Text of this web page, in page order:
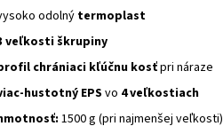
odolnýtermoplast
veľkosti škrupiny
chrániaci kľúčnu kosťpri náraze
hustotný EPSvo 4 veľkostiach
1500 g (pri najmenšej veľkosti)